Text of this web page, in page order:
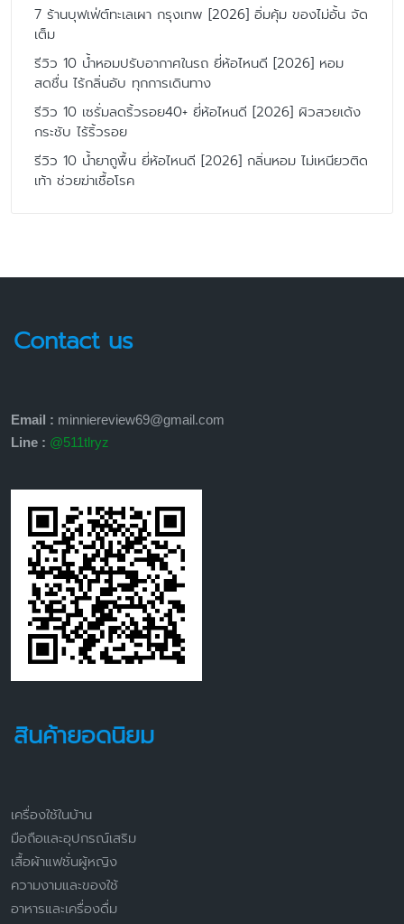
7 ร้านบุฟเฟ่ต์ทะเลเผา กรุงเทพ [2026] อิ่มคุ้ม ของไม่อั้น จัด
เต็ม
รีวิว 10 น้ำหอมปรับอากาศในรถ ยี่ห้อไหนดี [2026] หอม
สดชื่น ไร้กลิ่นอับ ทุกการเดินทาง
รีวิว 10 เซรั่มลดริ้วรอย40+ ยี่ห้อไหนดี [2026] ผิวสวยเด้ง
กระชับ ไร้ริ้วรอย
รีวิว 10 น้ำยาถูพื้น ยี่ห้อไหนดี [2026] กลิ่นหอม ไม่เหนียวติด
เท้า ช่วยฆ่าเชื้อโรค
Contact us
Email : minniereview69@gmail.com
Line : @511tlryz
สินค้ายอดนิยม
เครื่องใช้ในบ้าน
มือถือและอุปกรณ์เสริม
เสื้อผ้าแฟชั่นผู้หญิง
ความงามและของใช้
อาหารและเครื่องดื่ม